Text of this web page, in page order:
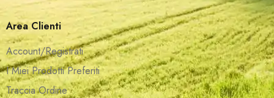
Area Clienti
Account/Registrati
I Miei Prodotti Preferiti
Traccia Ordine